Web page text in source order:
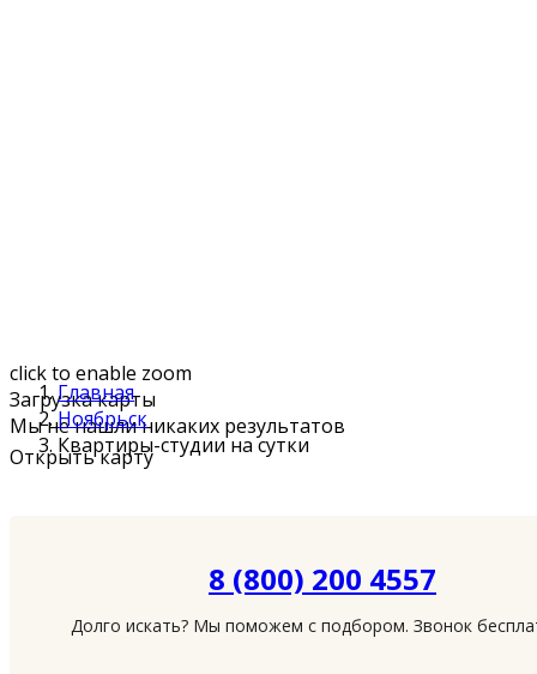
click to enable zoom
Загрузка карты
Мы не нашли никаких результатов
Открыть карту
Главная
Ноябрьск
Квартиры-студии на сутки
8 (800) 200 4557
Долго искать? Мы поможем с подбором. Звонок